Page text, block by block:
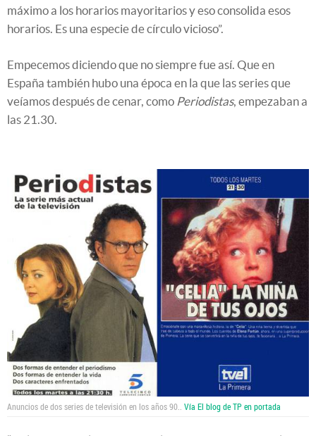
máximo a los horarios mayoritarios y eso consolida esos
horarios. Es una especie de círculo vicioso”.
Empecemos diciendo que no siempre fue así. Que en
España también hubo una época en la que las series que
veíamos después de cenar, como Periodistas, empezaban a
las 21.30.
Anuncios de dos series de televisión en los años 90.. Vía El blog de TP en portada